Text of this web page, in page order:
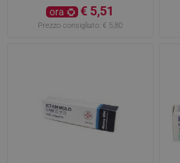
ora € 5,51
Prezzo consigliato: € 5,80